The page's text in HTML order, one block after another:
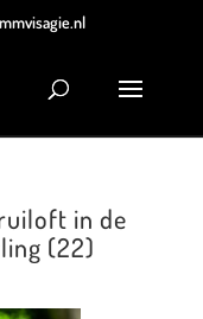
in de
(22)